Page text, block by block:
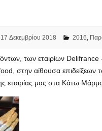
17 Δεκεμβρίου 2018 2016,
των εταιρίων Delifrance
στην αίθουσα επιδείξεων
εταιρίας μας στα Κάτω